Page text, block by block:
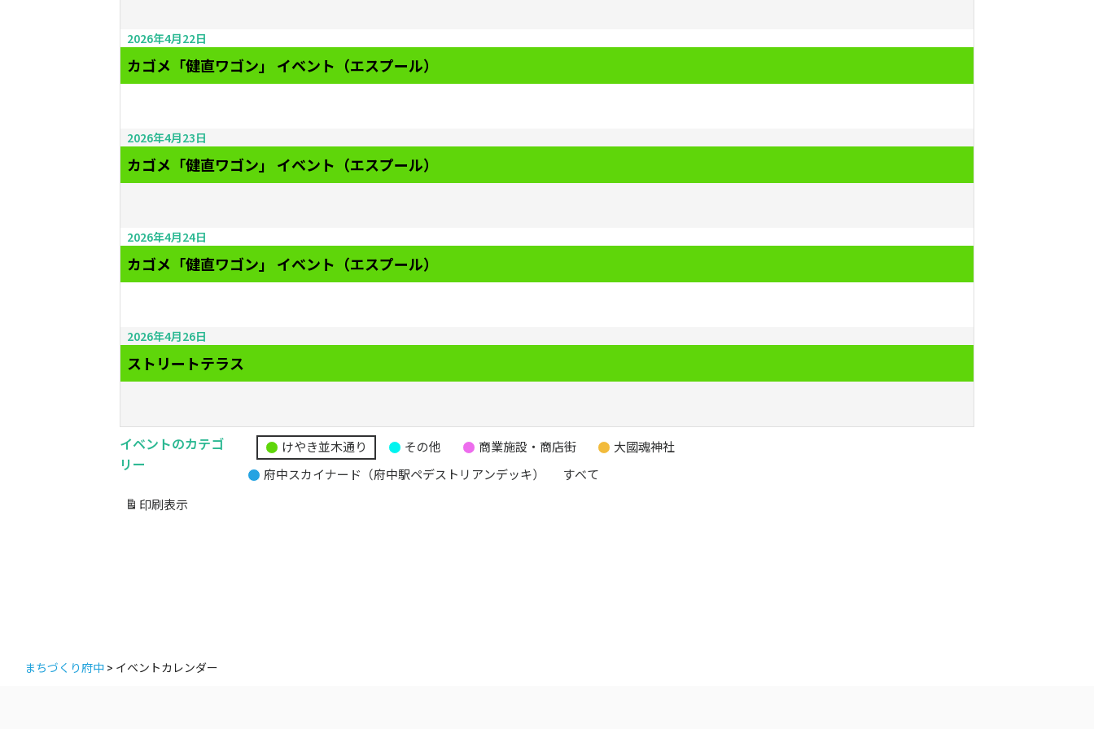
2026年4月22日
カゴメ「健直ワゴン」 イベント（エスプール）
2026年4月23日
カゴメ「健直ワゴン」 イベント（エスプール）
2026年4月24日
カゴメ「健直ワゴン」 イベント（エスプール）
2026年4月26日
ストリートテラス
イベントのカテゴ
リー
題
けやき並木通り その他 商業施設・商店街
大國魂神社
府中スカイナード（府中駅ペデストリアンデッキ）
すべて
印刷 表示
まちづくり府中 > イベントカレンダー